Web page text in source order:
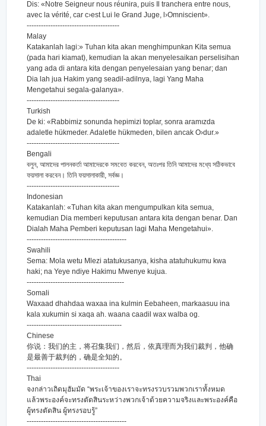
Dis: «Notre Seigneur nous réunira, puis Il tranchera entre nous,
avec la vérité, car c›est Lui le Grand Juge, l›Omniscient».
---------------------------------------
Malay
Katakanlah lagi:» Tuhan kita akan menghimpunkan Kita semua
(pada hari kiamat), kemudian Ia akan menyelesaikan perselisihan
yang ada di antara kita dengan penyelesaian yang benar; dan
Dia lah jua Hakim yang seadil-adilnya, lagi Yang Maha
Mengetahui segala-galanya».
---------------------------------------
Turkish
De ki: «Rabbimiz sonunda hepimizi toplar, sonra aramızda
adaletle hükmeder. Adaletle hükmeden, bilen ancak O›dur.»
---------------------------------------
Bengali
বলুন, আমাদের পালনকর্তা আমাদেরকে সমবেত করবেন, অতঃপর তিনি আমাদের মধ্যে সঠিকভাবে
ফয়সালা করবেন। তিনি ফয়সালাকারী, সর্বজ্ঞ।
---------------------------------------
Indonesian
Katakanlah: «Tuhan kita akan mengumpulkan kita semua,
kemudian Dia memberi keputusan antara kita dengan benar. Dan
Dialah Maha Pemberi keputusan lagi Maha Mengetahui».
------------------------------------------
Swahili
Sema: Mola wetu Mlezi atatukusanya, kisha atatuhukumu kwa
haki; na Yeye ndiye Hakimu Mwenye kujua.
-----------------------------------------
Somali
Waxaad dhahdaa waxaa ina kulmin Eebaheen, markaasuu ina
kala xukumin si xaqa ah. waana caadil wax walba og.
----------------------------------------
Chinese
你说：我们的主，将召集我们，然后，依真理而为我们裁判，他确
是最善于裁判的，确是全知的。
---------------------------------------
Thai
จงกล่าวเถิดมุฮัมมัด “พระเจ้าของเราจะทรงรวบรวมพวกเราทั้งหมด
แล้วพระองค์จะทรงตัดสินระหว่างพวกเจ้าด้วยความจริงและพระองค์คือ
ผู้ทรงตัดสิน ผู้ทรงรอบรู้”
------------------------------------------